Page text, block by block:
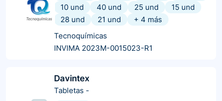
10 und
40 und 25 und
15 und
28 und
21 und + 4 más
Tecnoquímicas
INVIMA 2023M-0015023-R1
Davintex
Tabletas -